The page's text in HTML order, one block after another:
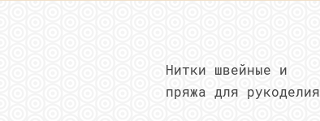
Нитки швейные и
пряжа для рукоделия